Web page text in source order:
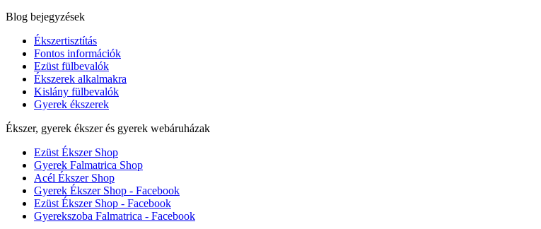
Blog bejegyzések
Ékszertisztítás
Fontos információk
Ezüst fülbevalók
Ékszerek alkalmakra
Kislány fülbevalók
Gyerek ékszerek
Ékszer, gyerek ékszer és gyerek webáruházak
Ezüst Ékszer Shop
Gyerek Falmatrica Shop
Acél Ékszer Shop
Gyerek Ékszer Shop - Facebook
Ezüst Ékszer Shop - Facebook
Gyerekszoba Falmatrica - Facebook